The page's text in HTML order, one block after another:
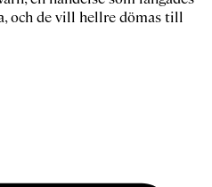
och de vill hellre dömas till